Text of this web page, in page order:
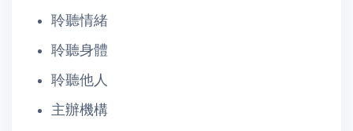
聆聽情緒
聆聽身體
聆聽他人
主辦機構